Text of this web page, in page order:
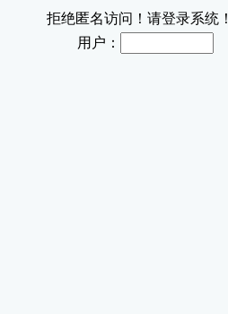
拒绝匿名访问！请登录系统！
用户：